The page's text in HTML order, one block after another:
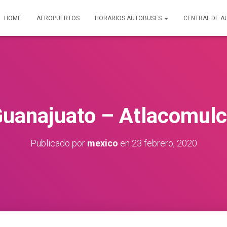
HOME AEROPUERTOS HORARIOS AUTOBUSES CENTRAL DE
–
Publicado por mexico en 23 febrero, 2020